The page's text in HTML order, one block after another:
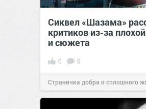
Сиквел «Шазама»
критиков из-за
и сюжета
0 0
Страничка добра и сплошного
позитива!18:1416 мар 2023